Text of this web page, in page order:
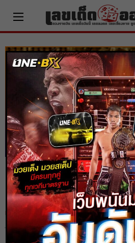
content
คาถามหาเศรษฐี สวดบูชา
เงินทอง
Home วิธีการขอหวย คาถามหาเศรษฐี สวดบูชาประจำ น
heng99 30 ต.ค. 2022